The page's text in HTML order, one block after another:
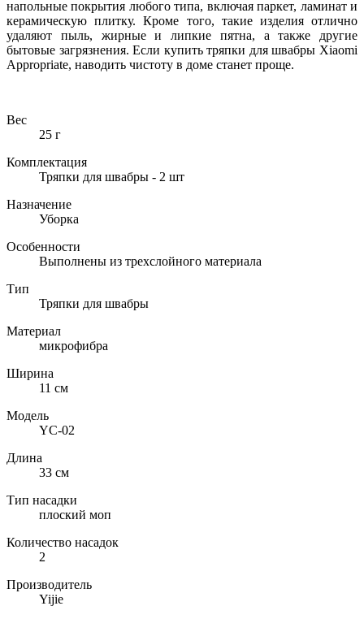
напольные покрытия любого типа, включая паркет, ламинат и
керамическую плитку. Кроме того, такие изделия отлично
удаляют пыль, жирные и липкие пятна, а также другие
бытовые загрязнения. Если купить тряпки для швабры Xiaomi
Appropriate, наводить чистоту в доме станет проще.
Вес
25 г
Комплектация
Тряпки для швабры - 2 шт
Назначение
Уборка
Особенности
Выполнены из трехслойного материала
Тип
Тряпки для швабры
Материал
микрофибра
Ширина
11 см
Модель
YC-02
Длина
33 см
Тип насадки
плоский моп
Количество насадок
2
Производитель
Yijie